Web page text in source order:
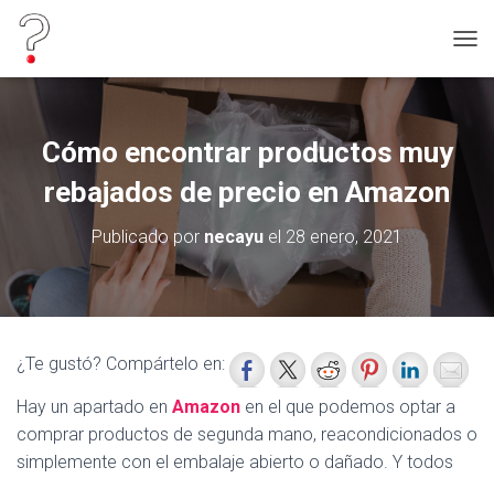
A
A
Cómo encontrar productos muy
rebajados de precio en Amazon
Publicado por necayu el 28 enero, 2021
¿Te gustó? Compártelo en:
Hay un apartado en Amazon en el que podemos optar a
comprar productos de segunda mano, reacondicionados o
simplemente con el embalaje abierto o dañado. Y todos